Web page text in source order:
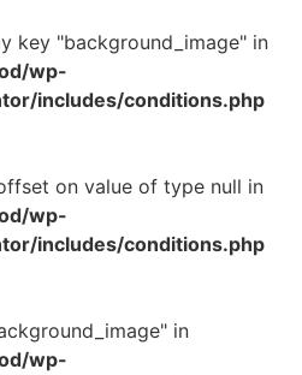
key "background_image" in
wp-
includes/conditions.php
on value of type null in
wp-
includes/conditions.php
in
wp-